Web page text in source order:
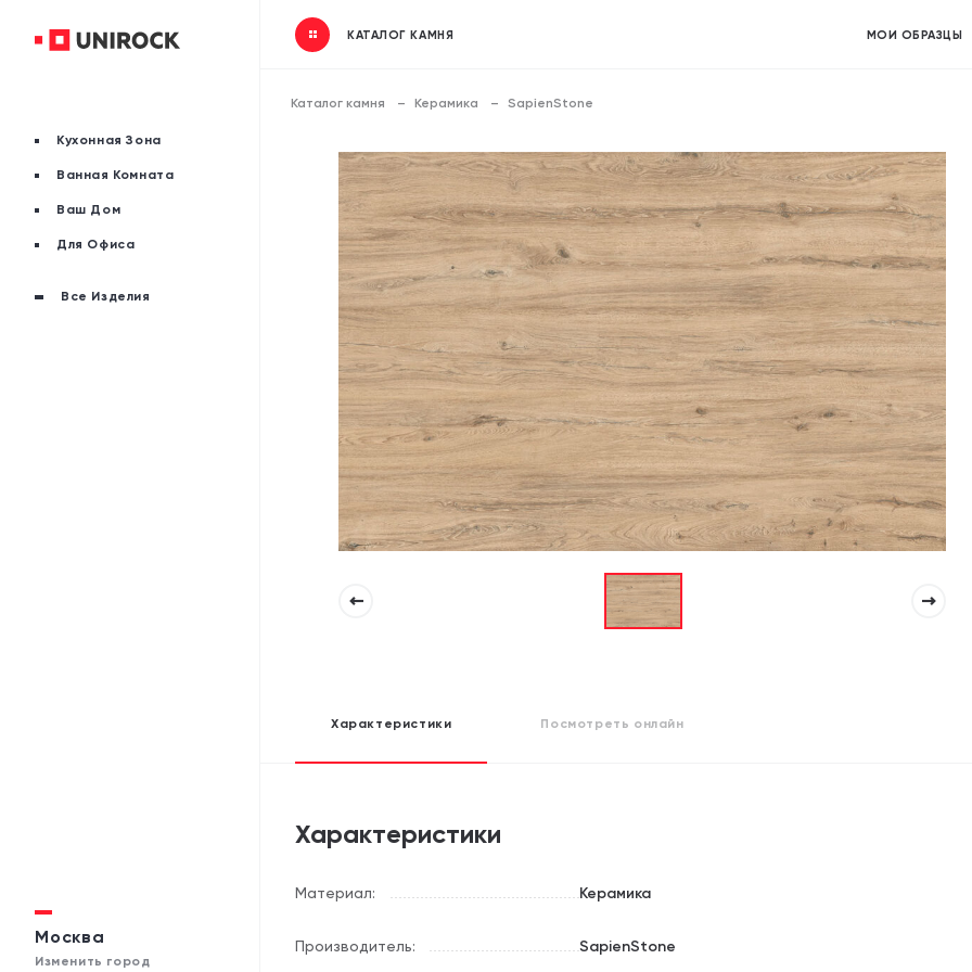
Москва
Изменить город
Кухонная Зона
Ванная Комната
Ваш Дом
Для Офиса
Все Изделия
КАТАЛОГ КАМНЯ МОИ ОБРАЗЦЫ
Каталог камня Керамика SapienStone
Характеристики Посмотреть онлайн
Характеристики
Материал: Керамика
Производитель: SapienStone